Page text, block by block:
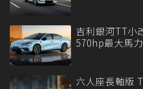
吉利銀河TT
570hp最大馬
六人座長軸版